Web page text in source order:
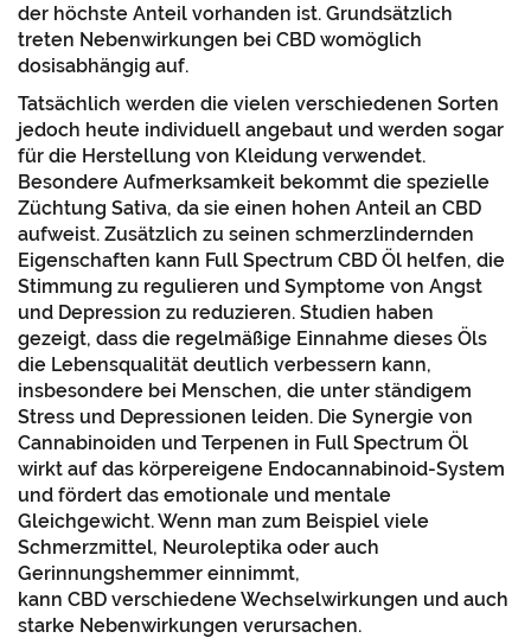
der höchste Anteil vorhanden ist. Grundsätzlich
treten Nebenwirkungen bei CBD womöglich
dosisabhängig auf.
Tatsächlich werden die vielen verschiedenen Sorten
jedoch heute individuell angebaut und werden sogar
für die Herstellung von Kleidung verwendet.
Besondere Aufmerksamkeit bekommt die spezielle
Züchtung Sativa, da sie einen hohen Anteil an CBD
aufweist. Zusätzlich zu seinen schmerzlindernden
Eigenschaften kann Full Spectrum CBD Öl helfen, die
Stimmung zu regulieren und Symptome von Angst
und Depression zu reduzieren. Studien haben
gezeigt, dass die regelmäßige Einnahme dieses Öls
die Lebensqualität deutlich verbessern kann,
insbesondere bei Menschen, die unter ständigem
Stress und Depressionen leiden. Die Synergie von
Cannabinoiden und Terpenen in Full Spectrum Öl
wirkt auf das körpereigene Endocannabinoid-System
und fördert das emotionale und mentale
Gleichgewicht. Wenn man zum Beispiel viele
Schmerzmittel, Neuroleptika oder auch
Gerinnungshemmer einnimmt,
kann CBD verschiedene Wechselwirkungen und auch
starke Nebenwirkungen verursachen.